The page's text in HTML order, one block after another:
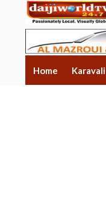
Home Karavali